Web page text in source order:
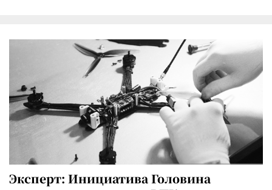
Эксперт: Инициатива Головина